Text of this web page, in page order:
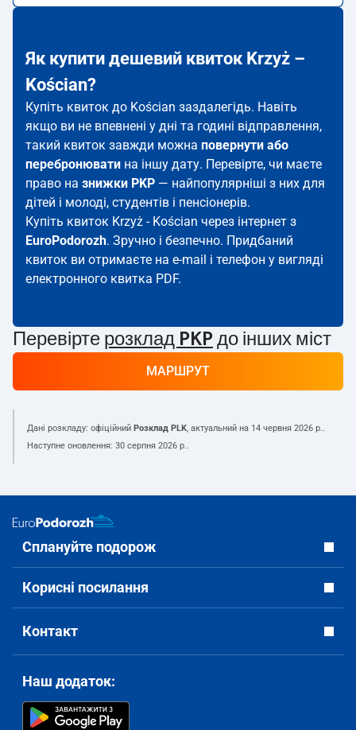
Як купити дешевий квиток Krzyż –
Kościan?
Купіть квиток до Kościan заздалегідь. Навіть
якщо ви не впевнені у дні та годині відправлення,
такий квиток завжди можна повернути або
перебронювати на іншу дату. Перевірте, чи маєте
право на знижки PKP — найпопулярніші з них для
дітей і молоді, студентів і пенсіонерів.
Купіть квиток Krzyż - Kościan через інтернет з
EuroPodorozh. Зручно і безпечно. Придбаний
квиток ви отримаєте на e-mail і телефон у вигляді
електронного квитка PDF.
Перевірте розклад PKP до інших міст
МАРШРУТ
Дані розкладу: офіційний Розклад PLK, актуальний на 14 червня 2026 р..
Наступне оновлення: 30 серпня 2026 р..
Сплануйте подорож
Корисні посилання
Контакт
Наш додаток: